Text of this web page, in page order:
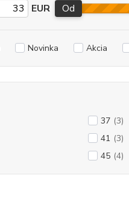
EUR Od
Novinka Akcia
37 (3)
41 (3)
45 (4)